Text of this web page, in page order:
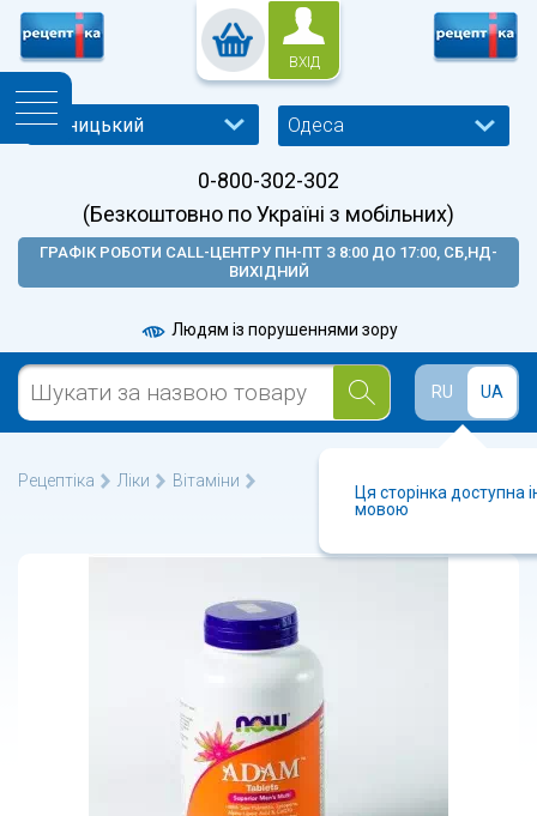
ВХІД
Одеса
0-800-302-302
(Безкоштовно по Україні з мобільних)
ГРАФІК РОБОТИ CALL-ЦЕНТРУ ПН-ПТ З 8:00 ДО 17:00, СБ,НД-
ВИХІДНИЙ
Людям із порушеннями зору
RU UA
Ця сторінка доступна
мовою
Рецептіка Ліки Вітаміни